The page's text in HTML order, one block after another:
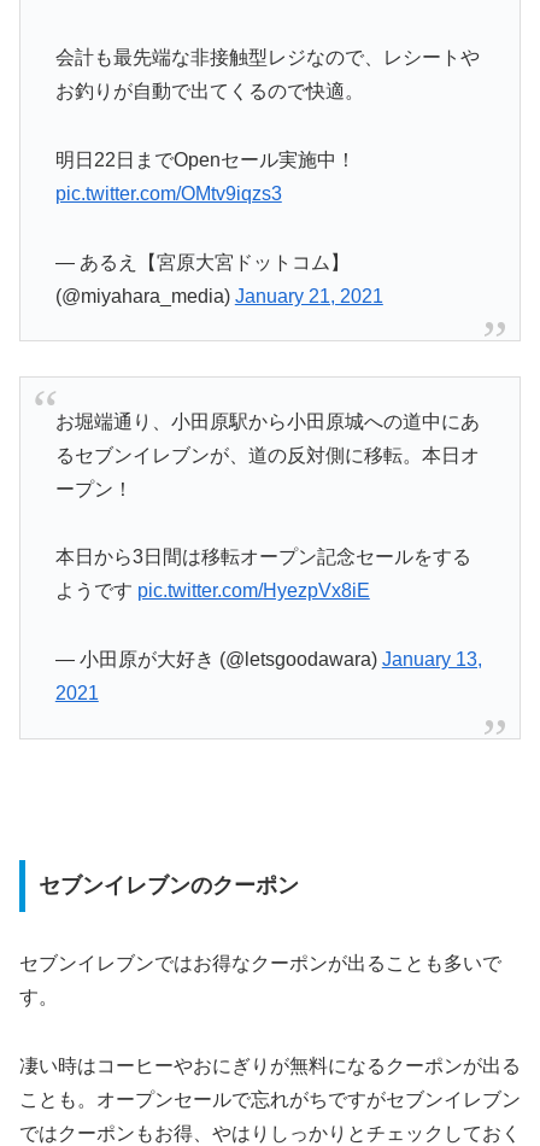
会計も最先端な非接触型レジなので、レシートや
お釣りが自動で出てくるので快適。
明日22日までOpenセール実施中！
pic.twitter.com/OMtv9iqzs3
— あるえ【宮原大宮ドットコム】
(@miyahara_media) January 21, 2021
お堀端通り、小田原駅から小田原城への道中にあ
るセブンイレブンが、道の反対側に移転。本日オ
ープン！
本日から3日間は移転オープン記念セールをする
ようです pic.twitter.com/HyezpVx8iE
— 小田原が大好き (@letsgoodawara) January 13,
2021
セブンイレブンのクーポン
セブンイレブンではお得なクーポンが出ることも多いで
す。
凄い時はコーヒーやおにぎりが無料になるクーポンが出る
ことも。オープンセールで忘れがちですがセブンイレブン
ではクーポンもお得、やはりしっかりとチェックしておく